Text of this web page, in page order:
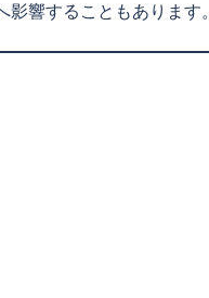
響することもあります。